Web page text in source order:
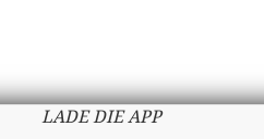
LADE DIE APP